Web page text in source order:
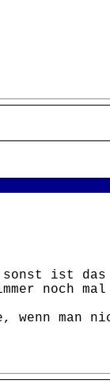
sonst ist
noch
man